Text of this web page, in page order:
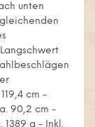
unten
cm -
90,2 cm -
1389 g - Inkl.